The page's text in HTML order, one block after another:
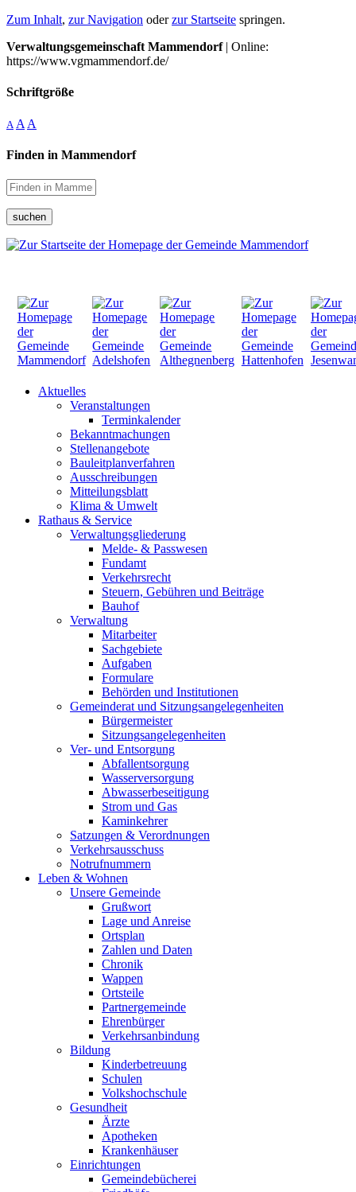
Zum Inhalt, zur Navigation oderzur Startseite springen.
Verwaltungsgemeinschaft Mammendorf| Online:
https://www.vgmammendorf.de/
Schriftgröße
A A A
Finden in Mammendorf
suchen
Aktuelles
Veranstaltungen
Terminkalender
Bekanntmachungen
Stellenangebote
Bauleitplanverfahren
Ausschreibungen
Mitteilungsblatt
Klima & Umwelt
Rathaus & Service
Verwaltungsgliederung
Melde- & Passwesen
Fundamt
Verkehrsrecht
Steuern, Gebühren und Beiträge
Bauhof
Verwaltung
Mitarbeiter
Sachgebiete
Aufgaben
Formulare
Behörden und Institutionen
Gemeinderat und Sitzungsangelegenheiten
Bürgermeister
Sitzungsangelegenheiten
Ver- und Entsorgung
Abfallentsorgung
Wasserversorgung
Abwasserbeseitigung
Strom und Gas
Kaminkehrer
Satzungen & Verordnungen
Verkehrsausschuss
Notrufnummern
Leben & Wohnen
Unsere Gemeinde
Grußwort
Lage und Anreise
Ortsplan
Zahlen und Daten
Chronik
Wappen
Ortsteile
Partnergemeinde
Ehrenbürger
Verkehrsanbindung
Bildung
Kinderbetreuung
Schulen
Volkshochschule
Gesundheit
Ärzte
Apotheken
Krankenhäuser
Einrichtungen
Gemeindebücherei